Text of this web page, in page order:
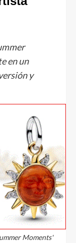
en un
y
Moments'